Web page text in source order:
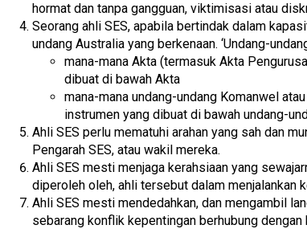
hormat dan tanpa gangguan, viktimisasi atau
Seorang ahli SES, apabila bertindak dalam
undang Australia yang berkenaan. ‘Undang-
mana-mana Akta (termasuk Akta
dibuat di bawah Akta
mana-mana undang-undang Komanwel
instrumen yang dibuat di bawah undang-
Ahli SES perlu mematuhi arahan yang sah dan
Pengarah SES, atau wakil mereka.
Ahli SES mesti menjaga kerahsiaan yang
diperoleh oleh, ahli tersebut dalam menjalankan
Ahli SES mesti mendedahkan, dan mengambil
sebarang konflik kepentingan berhubung dengan